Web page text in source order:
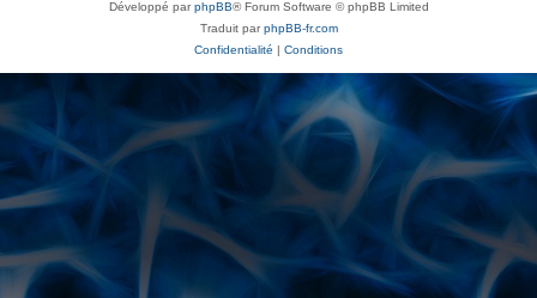
Développé parphpBB® Forum Software © phpBB Limited
Traduit parphpBB-fr.com
Confidentialité | Conditions